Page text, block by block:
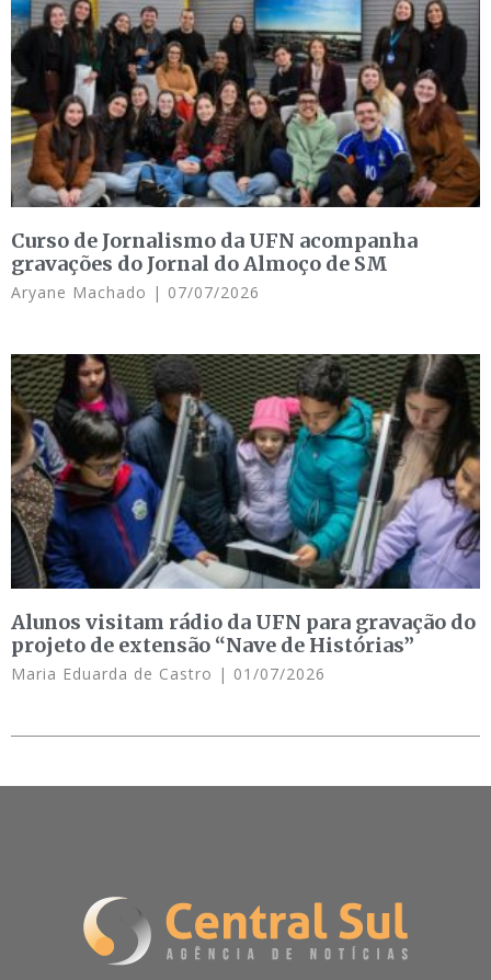
Curso de Jornalismo da UFN acompanha
gravações do Jornal do Almoço de SM
Aryane Machado 07/07/2026
Alunos visitam rádio da UFN para gravação do
projeto de extensão “Nave de Histórias”
Maria Eduarda de Castro 01/07/2026